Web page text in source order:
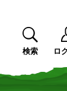
検索 ロ